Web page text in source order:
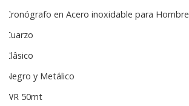
Cronógrafo en Acero inoxidable para Hombre
Cuarzo
Clâsico
Negro y Metálico
WR 50mt